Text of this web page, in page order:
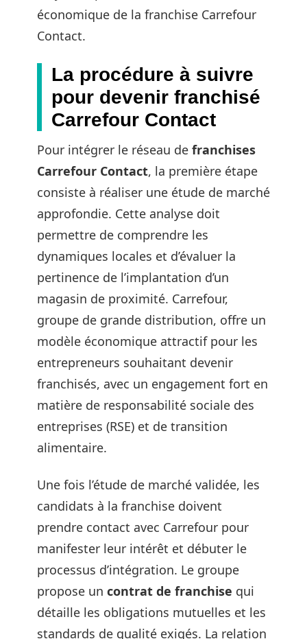
économique de la franchise Carrefour
Contact.
La procédure à suivre
pour devenir franchisé
Carrefour Contact
Pour intégrer le réseau de franchises
Carrefour Contact, la première étape
consiste à réaliser une étude de marché
approfondie. Cette analyse doit
permettre de comprendre les
dynamiques locales et d’évaluer la
pertinence de l’implantation d’un
magasin de proximité. Carrefour,
groupe de grande distribution, offre un
modèle économique attractif pour les
entrepreneurs souhaitant devenir
franchisés, avec un engagement fort en
matière de responsabilité sociale des
entreprises (RSE) et de transition
alimentaire.
Une fois l’étude de marché validée, les
candidats à la franchise doivent
prendre contact avec Carrefour pour
manifester leur intérêt et débuter le
processus d’intégration. Le groupe
propose un contrat de franchise qui
détaille les obligations mutuelles et les
standards de qualité exigés. La relation